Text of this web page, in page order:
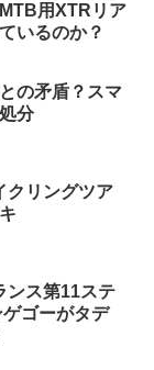
用XTRリア
いるのか？
の矛盾？スマ
分
クリングツア
ンス第11ステ
ゴーがタデ